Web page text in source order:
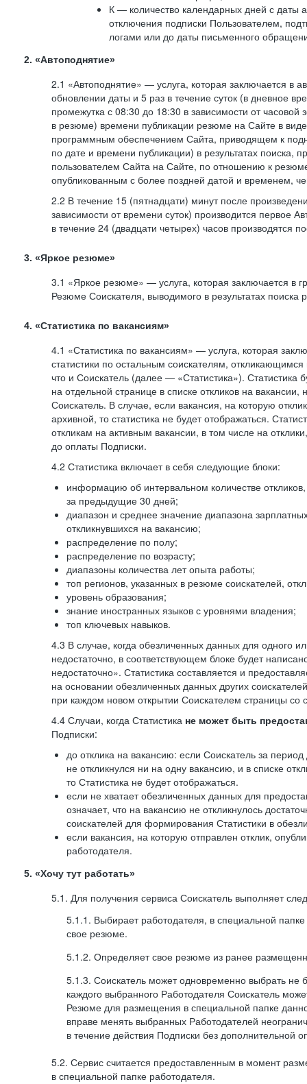
К — количество календарных дней с даты
отключения подписки Пользователем,
логами или до даты письменного
2. «Автоподнятие»
2.1 «Автоподнятие» — услуга, которая заключается в
обновлении даты и 5 раз в течение суток (в дневное
промежутка с 08:30 до 18:30 в зависимости от часовой
в резюме) времени публикации резюме на Сайте в
программным обеспечением Сайта, приводящем к
по дате и времени публикации) в результатах поиска,
пользователем Сайта на Сайте, по отношению к
опубликованным с более поздней датой и временем,
2.2 В течение 15 (пятнадцати) минут после
зависимости от времени суток) производится первое
в течение 24 (двадцати четырех) часов производятся
3. «Яркое резюме»
3.1 «Яркое резюме» — услуга, которая заключается в
Резюме Соискателя, выводимого в результатах поиска
4. «Статистика по вакансиям»
4.1 «Статистика по вакансиям» — услуга, которая
статистики по остальным соискателям,
что и Соискатель (далее — «Статистика»). Статистика
на отдельной странице в списке откликов на вакансии,
Соискатель. В случае, если вакансия, на которую
архивной, то статистика не будет отображаться.
откликам на активным вакансии, в том числе на
до оплаты Подписки.
4.2 Статистика включает в себя следующие блоки:
информацию об интервальном количестве
за предыдущие 30 дней;
диапазон и среднее значение диапазона
откликнувшихся на вакансию;
распределение по полу;
распределение по возрасту;
диапазоны количества лет опыта работы;
топ регионов, указанных в резюме соискателей,
уровень образования;
знание иностранных языков с уровнями владения;
топ ключевых навыков.
4.3 В случае, когда обезличенных данных для одного
недостаточно, в соответствующем блоке будет
недостаточно». Статистика составляется и
на основании обезличенных данных других
при каждом новом открытии Соискателем страницы со
4.4 Случаи, когда Статистика не может быть
Подписки:
до отклика на вакансию: если Соискатель за период
не откликнулся ни на одну вакансию, и в списке
то Статистика не будет отображаться.
если не хватает обезличенных данных для
означает, что на вакансию не откликнулось
соискателей для формирования Статистики в
если вакансия, на которую отправлен отклик,
работодателя.
5. «Хочу тут работать»
5.1. Для получения сервиса Соискатель выполняет
5.1.1. Выбирает работодателя, в специальной папке
свое резюме.
5.1.2. Определяет свое резюме из ранее
5.1.3. Соискатель может одновременно выбрать не
каждого выбранного Работодателя Соискатель
Резюме для размещения в специальной папке
вправе менять выбранных Работодателей
в течение действия Подписки без дополнительной
5.2. Сервис считается предоставленным в момент
в специальной папке работодателя.